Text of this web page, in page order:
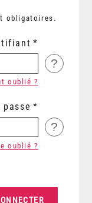
obligatoires.
?
oublié ?
passe
?
oublié ?